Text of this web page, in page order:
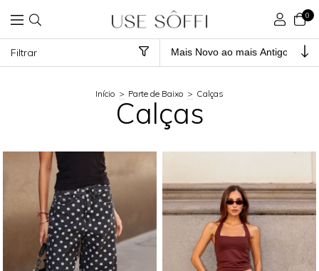
0
Filtrar
Início > Parte de Baixo > Calças
Calças